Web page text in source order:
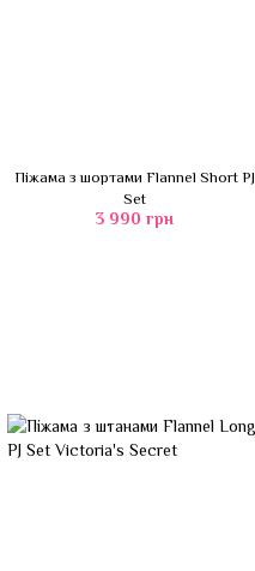
Піжама з шортами Flannel Short PJ
Set
3 990 грн